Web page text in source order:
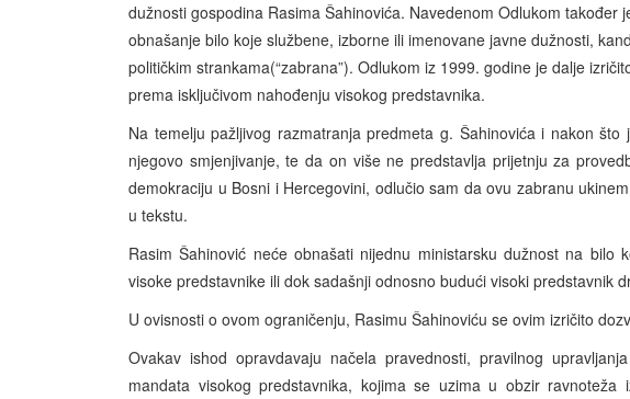
dužnosti gospodina Rasima Šahinovića. Navedenom Odlukom također
obnašanje bilo koje službene, izborne ili imenovane javne dužnosti,
političkim strankama(“zabrana”). Odlukom iz 1999. godine je dalje
prema isključivom nahođenju visokog predstavnika.
Na temelju pažljivog razmatranja predmeta g. Šahinovića i nakon
njegovo smjenjivanje, te da on više ne predstavlja prijetnju za
demokraciju u Bosni i Hercegovini, odlučio sam da ovu zabranu
u tekstu.
Rasim Šahinović neće obnašati nijednu ministarsku dužnost na bilo
visoke predstavnike ili dok sadašnji odnosno budući visoki predstavnik
U ovisnosti o ovom ograničenju, Rasimu Šahinoviću se ovim izričito
Ovakav ishod opravdavaju načela pravednosti, pravilnog
mandata visokog predstavnika, kojima se uzima u obzir